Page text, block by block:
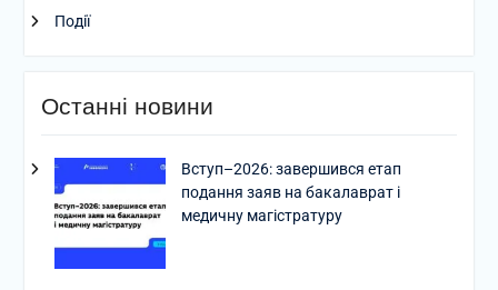
Події
Останні новини
Вступ–2026: завершився етап
подання заяв на бакалаврат і
медичну магістратуру